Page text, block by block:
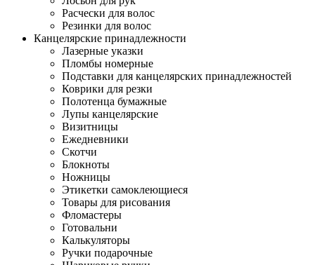
Расчески для волос
Резинки для волос
Канцелярские принадлежности
Лазерные указки
Пломбы номерные
Подставки для канцелярских принадлежностей
Коврики для резки
Полотенца бумажные
Лупы канцелярские
Визитницы
Ежедневники
Скотчи
Блокноты
Ножницы
Этикетки самоклеющиеся
Товары для рисования
Фломастеры
Готовальни
Калькуляторы
Ручки подарочные